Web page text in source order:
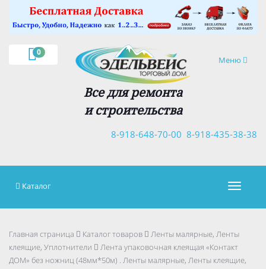
0
Навигация
Меню
Все для ремонта
и строительства
8-918-435-38-38
8-918-648-70-00
×
Каталог
Главная страница Каталог товаров
Ленты малярные, Ленты
клеящие, Уплотнители
Лента упаковочная клеящая «Контакт
ДОМ» без ножниц (48мм*50м) . Ленты малярные, Ленты клеящие,